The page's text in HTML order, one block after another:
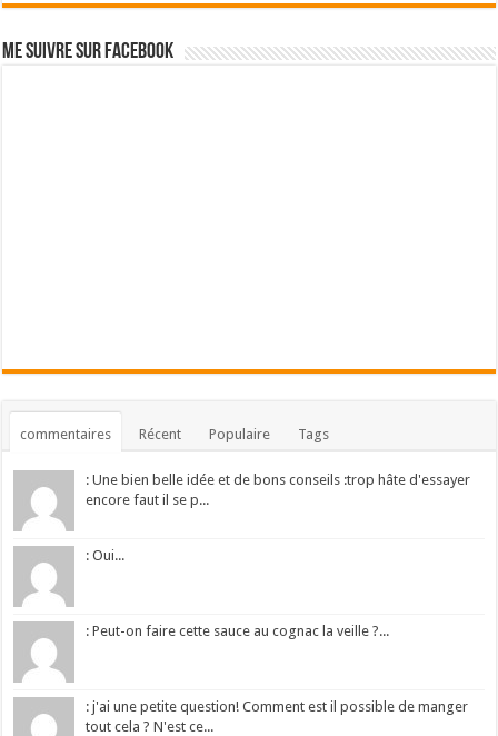
Me suivre sur Facebook
commentaires Récent Populaire Tags
: Une bien belle idée et de bons conseils :trop hâte d'essayer
encore faut il se p...
: Oui...
: Peut-on faire cette sauce au cognac la veille ?...
: j'ai une petite question! Comment est il possible de manger
tout cela ? N'est ce...